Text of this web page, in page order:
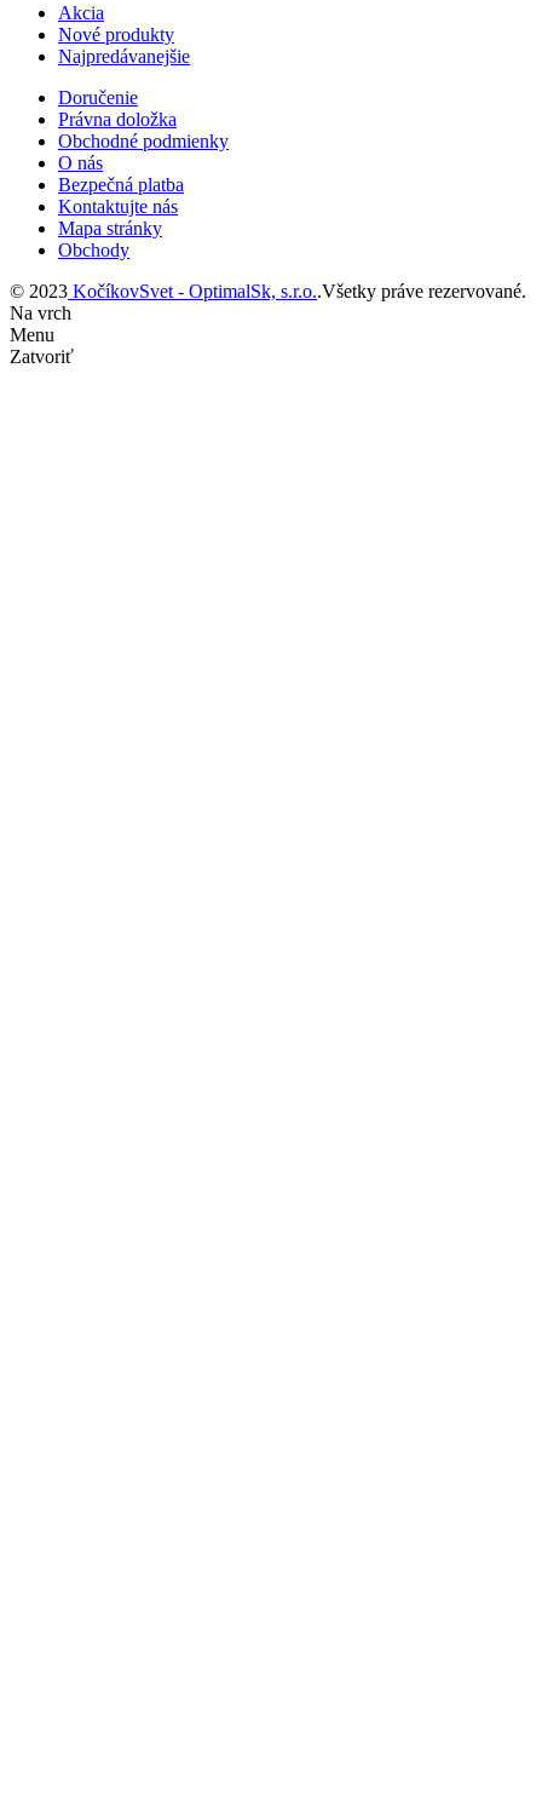
Akcia
Nové produkty
Najpredávanejšie
Doručenie
Právna doložka
Obchodné podmienky
O nás
Bezpečná platba
Kontaktujte nás
Mapa stránky
Obchody
© 2023 KočíkovSvet - OptimalSk, s.r.o..Všetky práve rezervované.
Na vrch
Menu
Zatvoriť